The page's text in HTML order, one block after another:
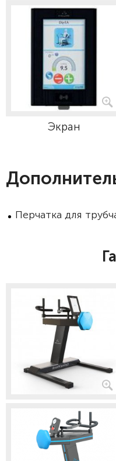
Экран
Перчатка для